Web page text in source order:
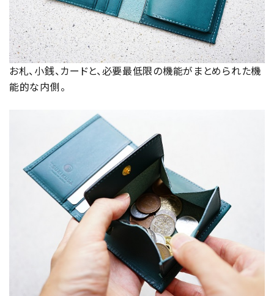
お札、小銭、カードと、必要最低限の機能がまとめられた機
能的な内側。